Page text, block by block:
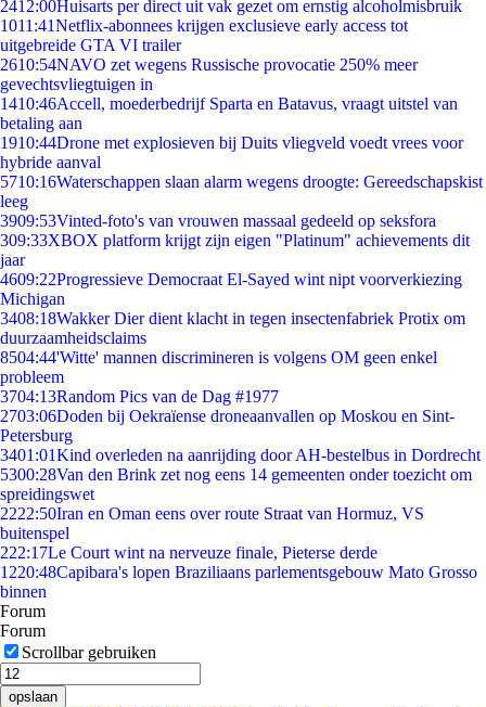
2412:00Huisarts per direct uit vak gezet om ernstig alcoholmisbruik
1011:41Netflix-abonnees krijgen exclusieve early access tot
uitgebreide GTA VI trailer
2610:54NAVO zet wegens Russische provocatie 250% meer
gevechtsvliegtuigen in
1410:46Accell, moederbedrijf Sparta en Batavus, vraagt uitstel van
betaling aan
1910:44Drone met explosieven bij Duits vliegveld voedt vrees voor
hybride aanval
5710:16Waterschappen slaan alarm wegens droogte: Gereedschapskist
leeg
3909:53Vinted-foto's van vrouwen massaal gedeeld op seksfora
309:33XBOX platform krijgt zijn eigen "Platinum" achievements dit
jaar
4609:22Progressieve Democraat El-Sayed wint nipt voorverkiezing
Michigan
3408:18Wakker Dier dient klacht in tegen insectenfabriek Protix om
duurzaamheidsclaims
8504:44'Witte' mannen discrimineren is volgens OM geen enkel
probleem
3704:13Random Pics van de Dag #1977
2703:06Doden bij Oekraïense droneaanvallen op Moskou en Sint-
Petersburg
3401:01Kind overleden na aanrijding door AH-bestelbus in Dordrecht
5300:28Van den Brink zet nog eens 14 gemeenten onder toezicht om
spreidingswet
2222:50Iran en Oman eens over route Straat van Hormuz, VS
buitenspel
222:17Le Court wint na nerveuze finale, Pieterse derde
1220:48Capibara's lopen Braziliaans parlementsgebouw Mato Grosso
binnen
Forum
Forum
Scrollbar gebruiken
opslaan